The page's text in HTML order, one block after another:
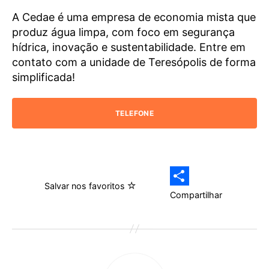
A Cedae é uma empresa de economia mista que
produz água limpa, com foco em segurança
hídrica, inovação e sustentabilidade. Entre em
contato com a unidade de Teresópolis de forma
simplificada!
TELEFONE
Salvar nos favoritos
Compartilhar